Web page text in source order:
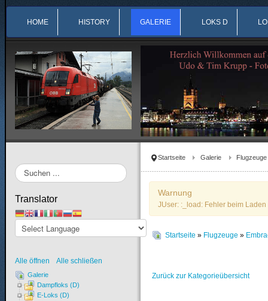
HOME HISTORY GALERIE LOKS D
Startseite Galerie Flugzeuge
Warnung
JUser: :_load: Fehler beim
Startseite » Flugzeuge »
Zurück zur Kategorieübersicht
Suchen
...
Translator
Alle öffnen Alle schließen
Galerie
Dampfloks (D)
E-Loks (D)